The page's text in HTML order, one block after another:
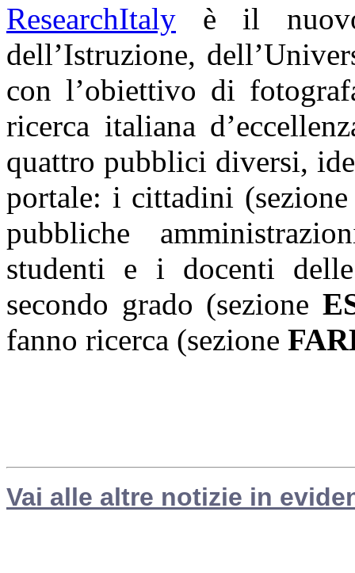
ResearchItaly è il
dell’Istruzione,
con l’obiettivo di
ricerca italiana
quattro pubblici diversi,
portale: i cittadini
pubbliche
studenti e i docenti
secondo grado (sezione
fanno ricerca (sezione
Vai alle altre notizie in